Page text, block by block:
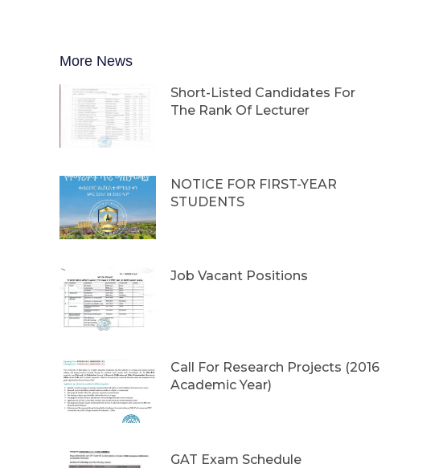
More News
Short-Listed Candidates For
The Rank Of Lecturer
NOTICE FOR FIRST-YEAR
STUDENTS
Job Vacant Positions
Call For Research Projects (2016
Academic Year)
GAT Exam Schedule